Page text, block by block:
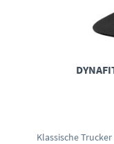
Klassische